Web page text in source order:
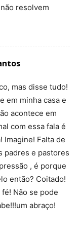
resolvem
mas disse tudo!
em minha casa e
acontece em
com essa fala é
Imagine! Falta de
padres e pastores
, é porque
então? Coitado!
Não se pode
abraço!